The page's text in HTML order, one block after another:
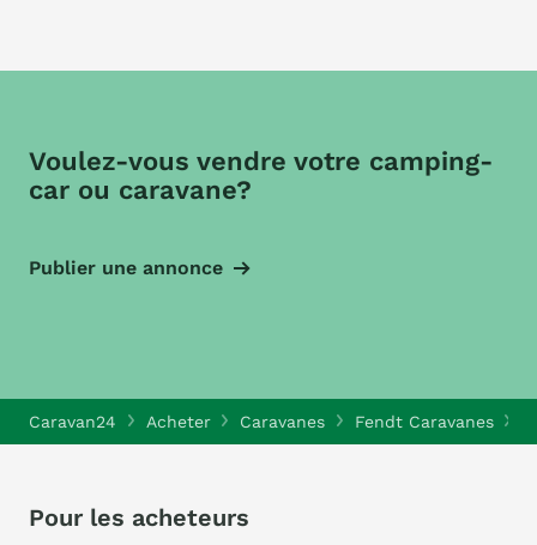
Voulez-vous vendre votre camping-
car ou caravane?
Publier une annonce
Caravan24 Acheter Caravanes Fendt Caravanes
Pour les acheteurs